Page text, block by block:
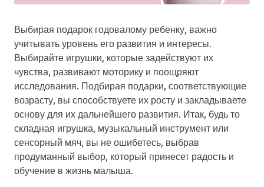
Выбирая подарок годовалому ребенку, важно
учитывать уровень его развития и интересы.
Выбирайте игрушки, которые задействуют их
чувства, развивают моторику и поощряют
исследования. Подбирая подарки, соответствующие
возрасту, вы способствуете их росту и закладываете
основу для их дальнейшего развития. Итак, будь то
складная игрушка, музыкальный инструмент или
сенсорный мяч, вы не ошибетесь, выбрав
продуманный выбор, который принесет радость и
обучение в жизнь малыша.